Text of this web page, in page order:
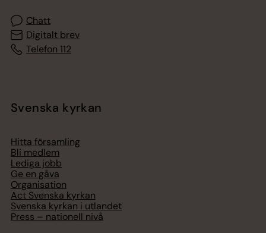
Chatt
Digitalt brev
Telefon 112
Svenska kyrkan
Hitta församling
Bli medlem
Lediga jobb
Ge en gåva
Organisation
Act Svenska kyrkan
Svenska kyrkan i utlandet
Press – nationell nivå